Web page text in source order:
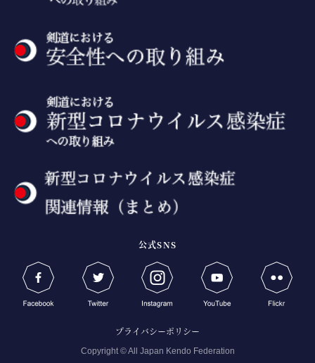
公式SNS
プライバシーポリシー
Copyright © All Japan Kendo Federation